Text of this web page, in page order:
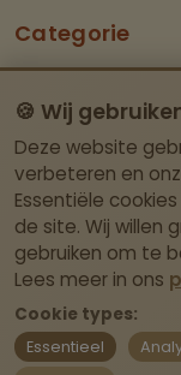
Categorie
Kleding & Textiel
Deco & Cadeau
Dieren
Ruitersport
Stockverkoop
Mijn Account
Dashboard
🍪 Wij
Deze website
verbeteren en
Essentiële
de site. Wij willen
gebruiken om te
Lees meer in ons
Cookie types:
Essentieel